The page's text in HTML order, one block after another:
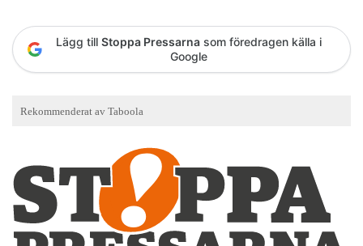
Lägg till Stoppa Pressarna som föredragen källa i
Google